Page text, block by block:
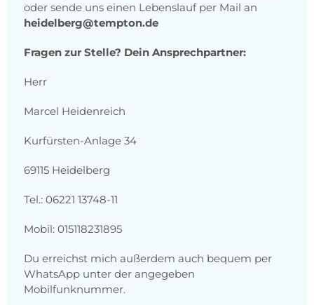
oder sende uns einen Lebenslauf per Mail an
heidelberg@tempton.de
Fragen zur Stelle? Dein Ansprechpartner:
Herr
Marcel Heidenreich
Kurfürsten-Anlage 34
69115 Heidelberg
Tel.: 06221 13748-11
Mobil: 015118231895
Du erreichst mich außerdem auch bequem per
WhatsApp unter der angegeben
Mobilfunknummer.